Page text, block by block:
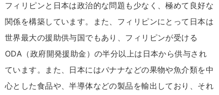
フィリピンと日本は政治的な問題も少なく、極めて良好な
関係を構築しています。また、フィリピンにとって日本は
世界最大の援助供与国でもあり、フィリピンが受ける
ODA（政府開発援助金）の半分以上は日本から供与され
ています。また、日本にはバナナなどの果物や魚介類を中
心とした食品や、半導体などの製品を輸出しており、それ